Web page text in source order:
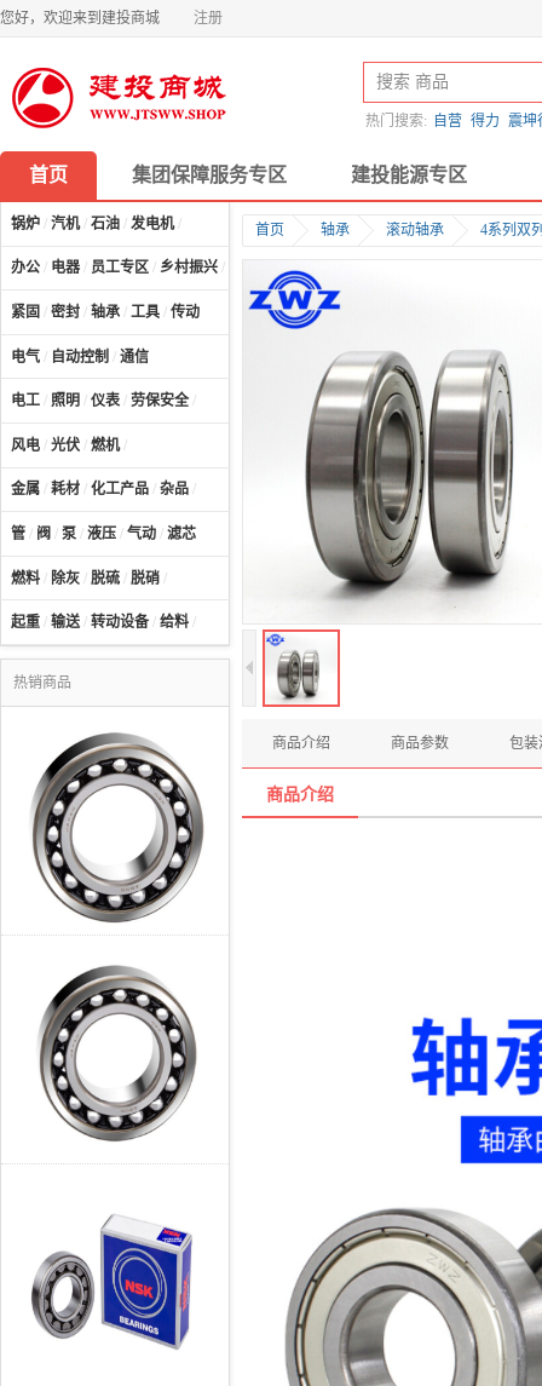
您好，欢迎来到建投商城 注册
热门搜索: 自营 得力 震坤
首页 集团保障服务专区 建投能源专区
锅炉 / 汽机/ 石油 / 发电机/
办公 / 电器 / 员工专区 / 乡村振兴 / 计算机及配件
紧固 / 密封 / 轴承 / 工具 / 传动
电气 / 自动控制 / 通信
电工 / 照明 / 仪表 / 劳保安全 /
风电 / 光伏 / 燃机/
金属 / 耗材 / 化工产品 / 杂品 /
管 / 阀 / 泵 / 液压 / 气动 / 滤芯
燃料 / 除灰 / 脱硫 / 脱硝 /
起重 / 输送/ 转动设备 / 给料 /
热销商品
首页 轴承 滚动轴承 4系列双
商品介绍 商品参数 包装
商品介绍